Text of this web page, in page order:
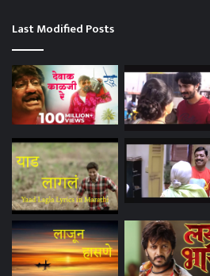
Last Modified Posts